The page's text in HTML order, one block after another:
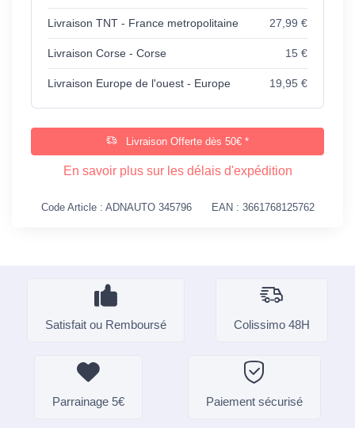
Livraison TNT - France metropolitaine 27,99 €
Livraison Corse - Corse 15 €
Livraison Europe de l'ouest - Europe 19,95 €
Livraison Offerte dès 50€ *
En savoir plus sur les délais d'expédition
Code Article : ADNAUTO 345796 EAN : 3661768125762
Satisfait ou Remboursé Colissimo 48H
Parrainage 5€ Paiement sécurisé